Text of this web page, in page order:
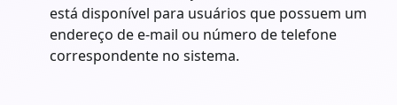
está disponível para usuários que possuem um
endereço de e-mail ou número de telefone
correspondente no sistema.